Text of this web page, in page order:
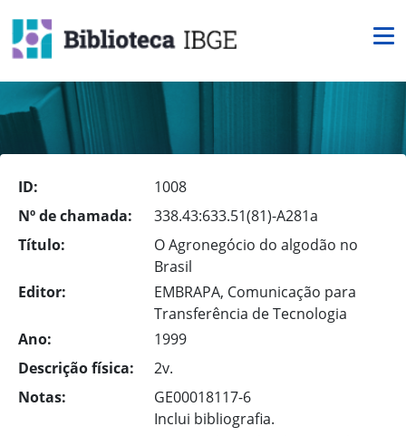
ID:
1008
Nº de chamada:
338.43:633.51(81)-A281a
Título:
O Agronegócio do algodão no
Brasil
Editor:
EMBRAPA, Comunicação para
Transferência de Tecnologia
Ano:
1999
Descrição física:
2v.
Notas:
GE00018117-6
Inclui bibliografia.